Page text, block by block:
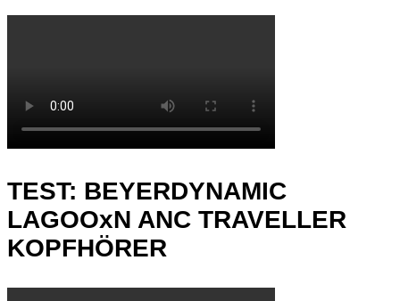
TEST: BEYERDYNAMIC
LAGOOxN ANC TRAVELLER
KOPFHÖRER